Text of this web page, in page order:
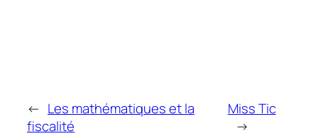
← Les mathématiques et la
fiscalité
Miss Tic
→